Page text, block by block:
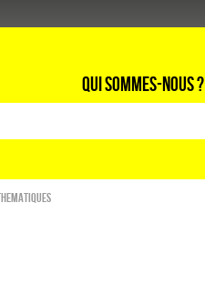
Qui sommes-nous ?